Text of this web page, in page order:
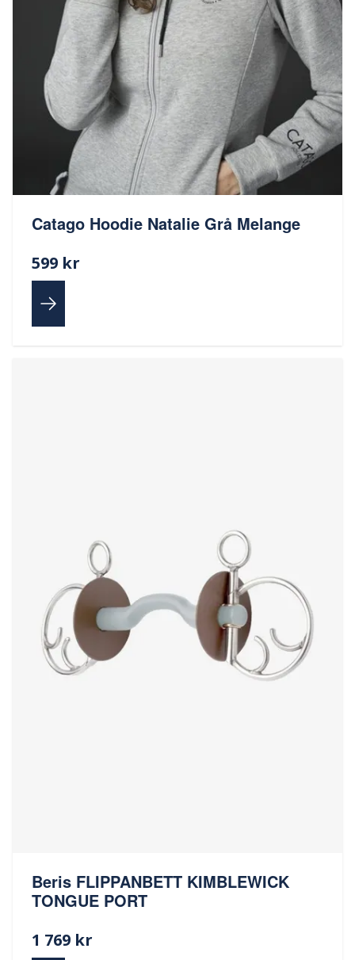
Catago Hoodie Natalie Grå Melange
599 kr
Beris FLIPPANBETT KIMBLEWICK
TONGUE PORT
1 769 kr